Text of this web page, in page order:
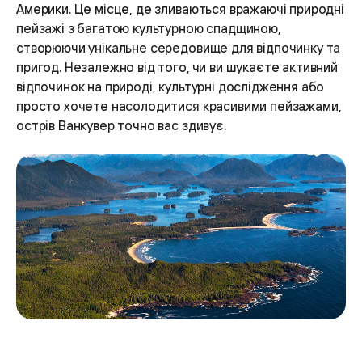
Америки. Це місце, де зливаються вражаючі природні
пейзажі з багатою культурною спадщиною,
створюючи унікальне середовище для відпочинку та
пригод. Незалежно від того, чи ви шукаєте активний
відпочинок на природі, культурні дослідження або
просто хочете насолодитися красивими пейзажами,
острів Ванкувер точно вас здивує.